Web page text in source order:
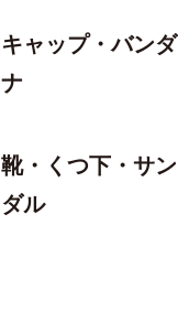
キャップ・バンダ
ナ
靴・くつ下・サン
ダル